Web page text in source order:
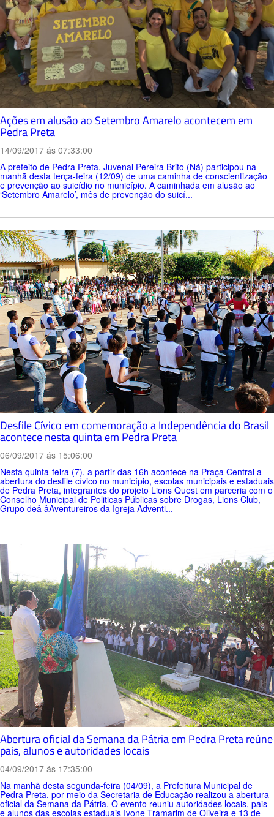
Ações em alusão ao Setembro Amarelo acontecem em
Pedra Preta
14/09/2017 ás 07:33:00
A prefeito de Pedra Preta, Juvenal Pereira Brito (Ná) participou na
manhã desta terça-feira (12/09) de uma caminha de conscientização
e prevenção ao suicídio no município. A caminhada em alusão ao
‘Setembro Amarelo’, mês de prevenção do suicí...
Desfile Cívico em comemoração a Independência do Brasil
acontece nesta quinta em Pedra Preta
06/09/2017 ás 15:06:00
Nesta quinta-feira (7), a partir das 16h acontece na Praça Central a
abertura do desfile cívico no município, escolas municipais e estaduais
de Pedra Preta, integrantes do projeto Lions Quest em parceria com o
Conselho Municipal de Politicas Públicas sobre Drogas, Lions Club,
Grupo deâ âAventureiros da Igreja Adventi...
Abertura oficial da Semana da Pátria em Pedra Preta reúne
pais, alunos e autoridades locais
04/09/2017 ás 17:35:00
Na manhã desta segunda-feira (04/09), a Prefeitura Municipal de
Pedra Preta, por meio da Secretaria de Educação realizou a abertura
oficial da Semana da Pátria. O evento reuniu autoridades locais, pais
e alunos das escolas estaduais Ivone Tramarim de Oliveira e 13 de